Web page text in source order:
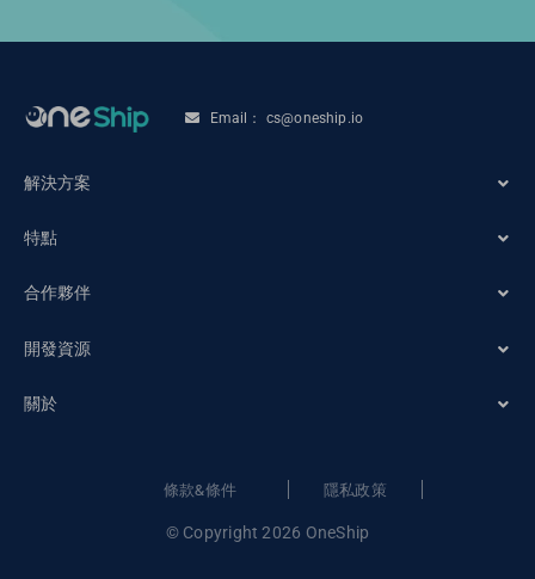
Email： cs@oneship.io
解決方案
電商商家
特點
解決方案
合作夥伴
電子商務合作夥伴
開發資源
訂單追蹤
關於
條款&條件 隱私政策
© Copyright 2026 OneShip